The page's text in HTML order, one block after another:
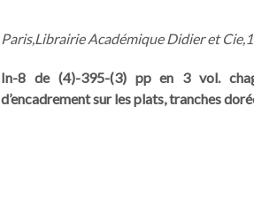
Paris,Librairie Académique Didier et Cie,
In-8 de (4)-395-(3) pp en 3 vol.
d’encadrement sur les plats, tranches